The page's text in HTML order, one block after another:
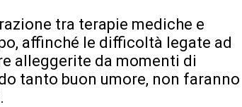
tra terapie mediche e
affinché le difficoltà legate ad
alleggerite da momenti di
tanto buon umore, non faranno